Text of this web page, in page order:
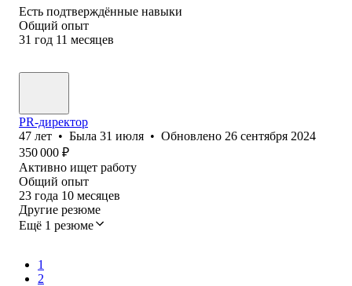
Есть подтверждённые навыки
Общий опыт
31 год 11 месяцев
PR-директор
47 лет • Была 31 июля • Обновлено 26 сентября 2024
350 000 ₽
Активно ищет работу
Общий опыт
23 года 10 месяцев
Другие резюме
Ещё 1 резюме
1
2